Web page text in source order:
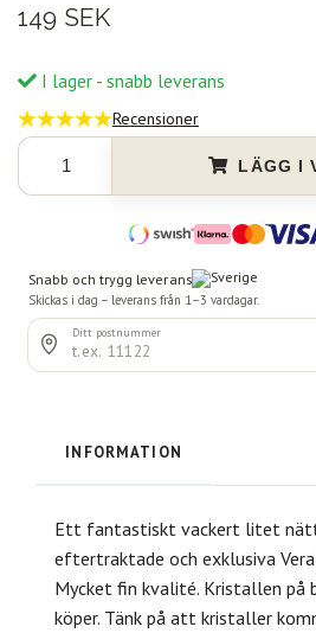
149 SEK
I lager - snabb leverans
Recensioner
LÄGG I
INFORMATION
Ett fantastiskt vackert litet nätt
eftertraktade och exklusiva
Mycket fin kvalité. Kristallen på
köper. Tänk på att kristaller